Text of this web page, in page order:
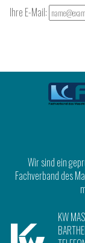
Ihre E-Mail:
Wir sind ein
Fachverband des
KW